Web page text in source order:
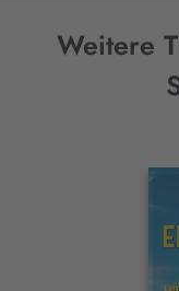
Weitere